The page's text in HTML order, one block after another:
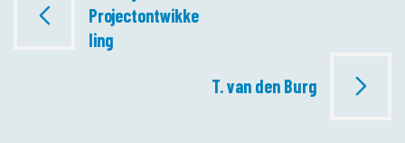
navigatieProjectontwikke
ling
T. van den Burg